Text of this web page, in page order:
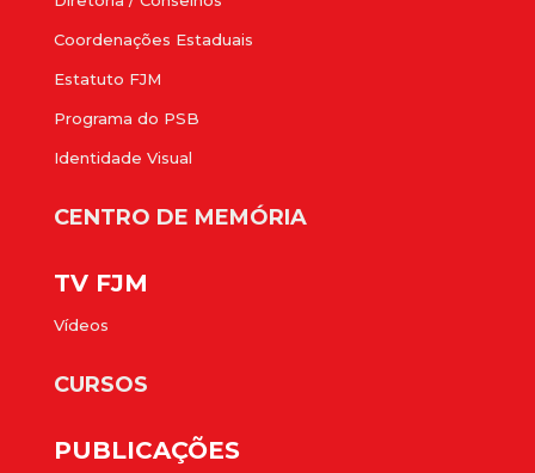
Coordenações Estaduais
Estatuto FJM
Programa do PSB
Identidade Visual
CENTRO DE MEMÓRIA
TV FJM
Vídeos
CURSOS
PUBLICAÇÕES